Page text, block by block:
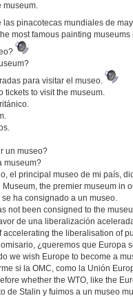
museum.
las pinacotecas mundiales de
most famous painting museums
para visitar el museo.
tickets to visit the museum.
un museo?
museum?
el principal museo de mi país,
the premier museum in
ha consignado a un museo.
not been consigned to the
de una liberalización
accelerating the liberalisation of
¿queremos que Europa
we wish Europe to become a
si la OMC, como la Unión
whether the WTO, like the
de Stalin y fuimos a un museo